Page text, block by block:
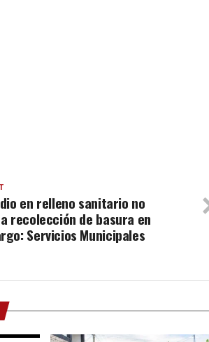
en relleno sanitario no
recolección de basura en
Servicios Municipales